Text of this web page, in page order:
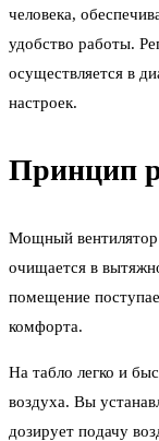
человека,
удобство работы.
осуществляется в
настроек.
Принцип
Мощный вентилятор
очищается в
помещение
комфорта.
На табло легко и
воздуха. Вы
дозирует подачу